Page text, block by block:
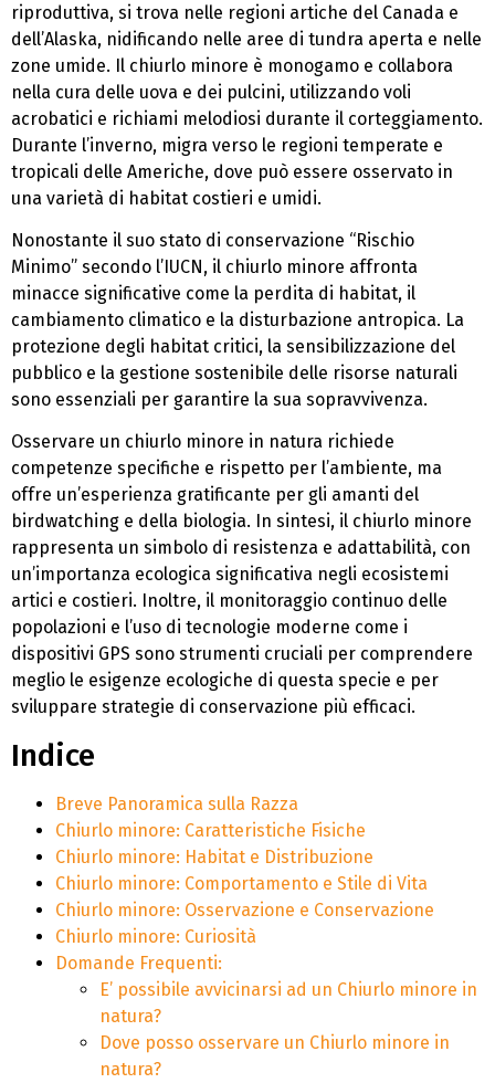
riproduttiva, si trova nelle regioni artiche del Canada e
dell’Alaska, nidificando nelle aree di tundra aperta e nelle
zone umide. Il chiurlo minore è monogamo e collabora
nella cura delle uova e dei pulcini, utilizzando voli
acrobatici e richiami melodiosi durante il corteggiamento.
Durante l’inverno, migra verso le regioni temperate e
tropicali delle Americhe, dove può essere osservato in
una varietà di habitat costieri e umidi.
Nonostante il suo stato di conservazione “Rischio
Minimo” secondo l’IUCN, il chiurlo minore affronta
minacce significative come la perdita di habitat, il
cambiamento climatico e la disturbazione antropica. La
protezione degli habitat critici, la sensibilizzazione del
pubblico e la gestione sostenibile delle risorse naturali
sono essenziali per garantire la sua sopravvivenza.
Osservare un chiurlo minore in natura richiede
competenze specifiche e rispetto per l’ambiente, ma
offre un’esperienza gratificante per gli amanti del
birdwatching e della biologia. In sintesi, il chiurlo minore
rappresenta un simbolo di resistenza e adattabilità, con
un’importanza ecologica significativa negli ecosistemi
artici e costieri. Inoltre, il monitoraggio continuo delle
popolazioni e l’uso di tecnologie moderne come i
dispositivi GPS sono strumenti cruciali per comprendere
meglio le esigenze ecologiche di questa specie e per
sviluppare strategie di conservazione più efficaci.
Indice
Breve Panoramica sulla Razza
Chiurlo minore: Caratteristiche Fisiche
Chiurlo minore: Habitat e Distribuzione
Chiurlo minore: Comportamento e Stile di Vita
Chiurlo minore: Osservazione e Conservazione
Chiurlo minore: Curiosità
Domande Frequenti:
E’ possibile avvicinarsi ad un Chiurlo minore in
natura?
Dove posso osservare un Chiurlo minore in
natura?